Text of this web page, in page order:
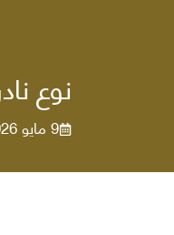
نوع
9 مايو 2026